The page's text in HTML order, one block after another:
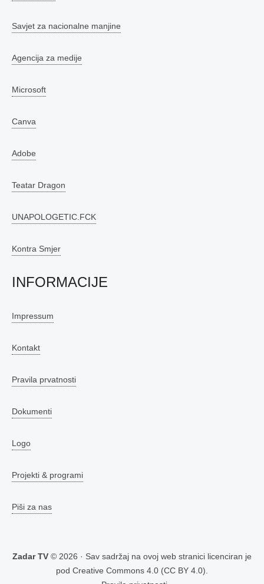
Savjet za nacionalne manjine
Agencija za medije
Microsoft
Canva
Adobe
Teatar Dragon
UNAPOLOGETIC.FCK
Kontra Smjer
INFORMACIJE
Impressum
Kontakt
Pravila prvatnosti
Dokumenti
Logo
Projekti & programi
Piši za nas
Zadar TV © 2026 · Sav sadržaj na ovoj web stranici licenciran je
pod Creative Commons 4.0 (CC BY 4.0).